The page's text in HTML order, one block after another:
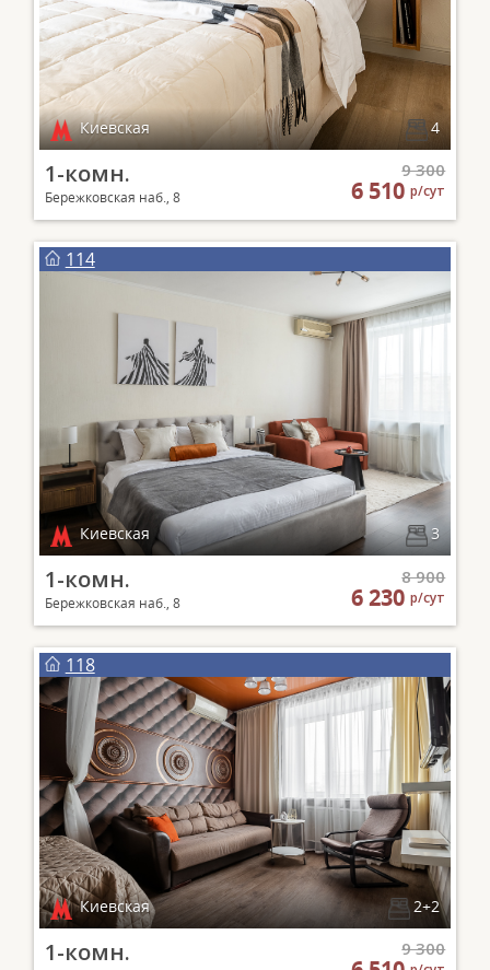
Киевская 4
1-комн.
Бережковская наб., 8
9 300
6 510р/сут
114
Киевская 3
1-комн.
Бережковская наб., 8
8 900
6 230р/сут
118
Киевская 2+2
1-комн. 9 300